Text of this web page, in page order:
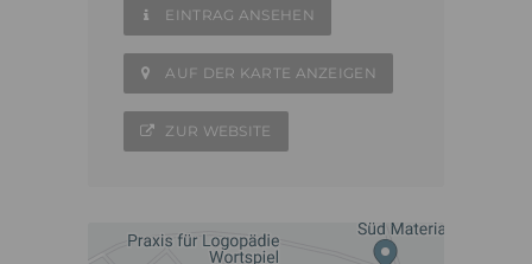
EINTRAG ANSEHEN
AUF DER KARTE ANZEIGEN
ZUR WEBSITE